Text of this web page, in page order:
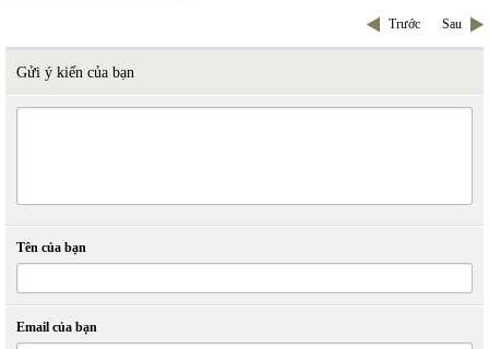
Trước Sau
Gửi ý kiến của bạn
Tên của bạn
Email của bạn